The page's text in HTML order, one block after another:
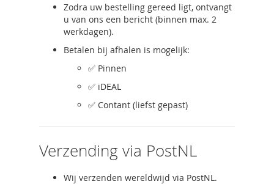
Zodra uw bestelling gereed ligt, ontvangt
u van ons een bericht (binnen max. 2
werkdagen).
Betalen bij afhalen is mogelijk:
✅ Pinnen
✅ iDEAL
✅ Contant (liefst gepast)
Verzending via PostNL
Wij verzenden wereldwijd via PostNL.